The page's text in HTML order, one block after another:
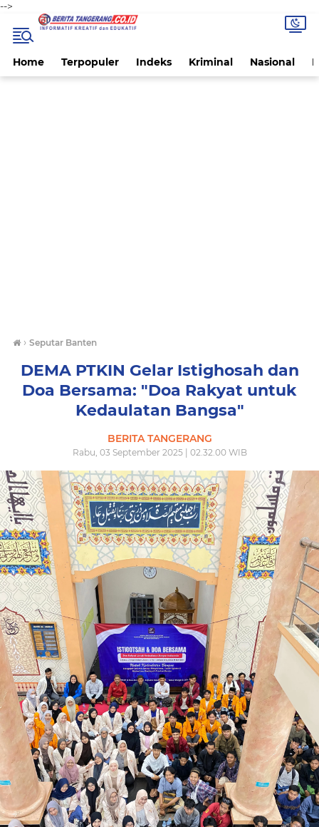
-->
Home Terpopuler Indeks Kriminal Nasional
› Seputar Banten
DEMA PTKIN Gelar Istighosah dan
Doa Bersama: "Doa Rakyat untuk
Kedaulatan Bangsa"
BERITA TANGERANG
Rabu, 03 September 2025 | 02.32.00 WIB